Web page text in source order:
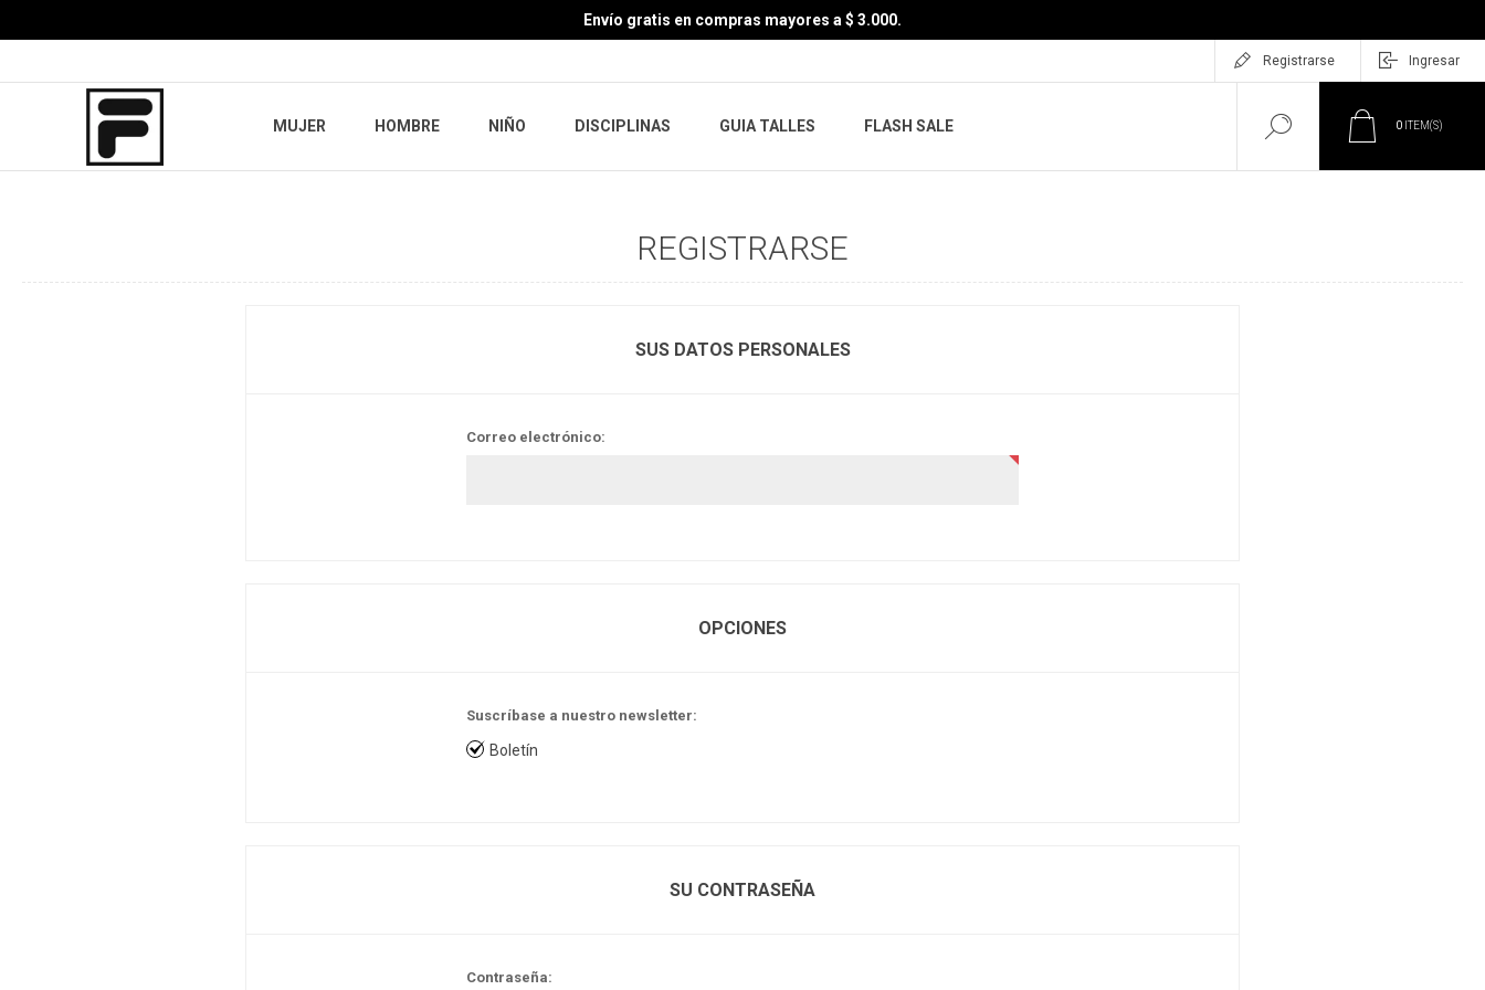
Envío gratis en compras mayores a $ 3.000.
Registrarse Ingresar
MUJER HOMBRE NIÑO DISCIPLINAS GUIA TALLES FLASH SALE 0 ITEM(S)
REGISTRARSE
SUS DATOS PERSONALES
Correo electrónico:
OPCIONES
Suscríbase a nuestro newsletter:
Boletín
SU CONTRASEÑA
Contraseña: